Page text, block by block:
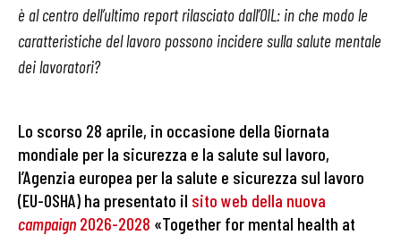
è al centro dell’ultimo report rilasciato dall’OIL: in che modo le
caratteristiche del lavoro possono incidere sulla salute mentale
dei lavoratori?
Lo scorso 28 aprile, in occasione della Giornata
mondiale per la sicurezza e la salute sul lavoro,
l’Agenzia europea per la salute e sicurezza sul lavoro
(EU-OSHA) ha presentato il sito web della nuova
campaign 2026-2028 «Together for mental health at